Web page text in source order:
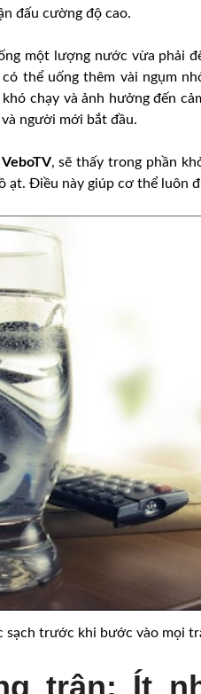
đấu cường độ cao.
một lượng nước vừa phải
thể uống thêm vài ngụm
chạy và ảnh hưởng đến
người mới bắt đầu.
VeboTV, sẽ thấy trong phần
ạt. Điều này giúp cơ thể luôn
sạch trước khi bước vào mọi
trận: Ít